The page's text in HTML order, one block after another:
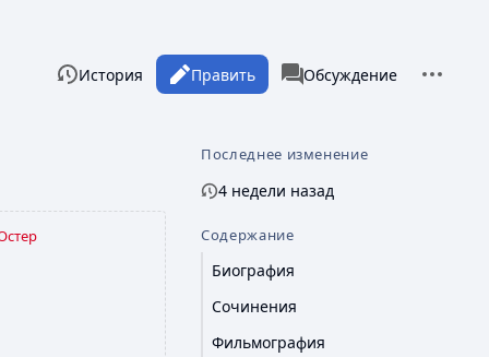
Просмотры
Читать Править
История associated-pages
Статья
Обсуждение
Последнее изменение
4 недели назад
Содержание
Биография
Сочинения
Фильмография